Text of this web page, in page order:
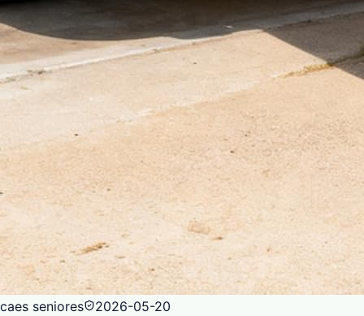
caes seniores 2026-05-20